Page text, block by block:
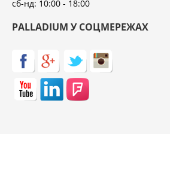
сб-нд: 10:00 - 18:00
PALLADIUM У СОЦМЕРЕЖАХ